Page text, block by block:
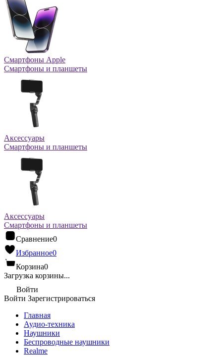
Смартфоны Apple
Смартфоны и планшеты
Аксессуары
Смартфоны и планшеты
Аксессуары
Смартфоны и планшеты
Сравнение0
Избранное0
Корзина0
Загрузка корзины...
Войти
Войти Зарегистрироваться
Главная
Аудио-техника
Наушники
Беспроводные наушники
Realme